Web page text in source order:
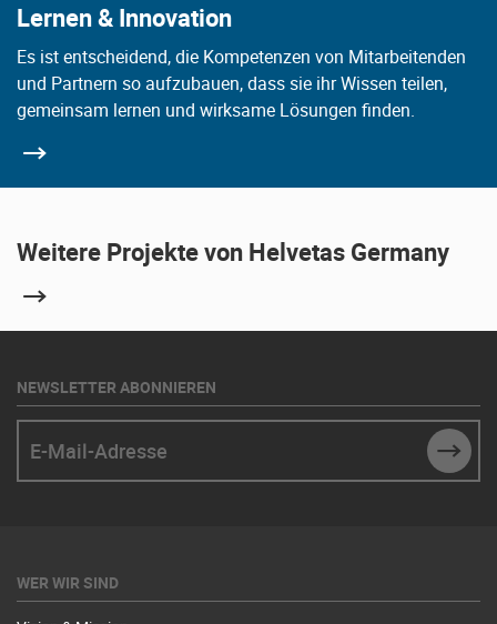
Lernen & Innovation
Es ist entscheidend, die Kompetenzen von Mitarbeitenden
und Partnern so aufzubauen, dass sie ihr Wissen teilen,
gemeinsam lernen und wirksame Lösungen finden.
Weitere Projekte von Helvetas Germany
NEWSLETTER ABONNIEREN
WER WIR SIND